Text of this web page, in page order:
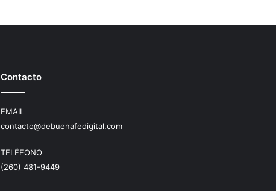
Contacto
EMAIL
contacto@debuenafedigital.com
TELÉFONO
(260) 481-9449